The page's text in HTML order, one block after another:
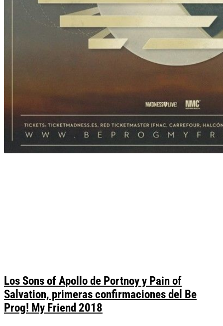
Los Sons of Apollo de Portnoy y Pain of
Salvation, primeras confirmaciones del Be
Prog! My Friend 2018